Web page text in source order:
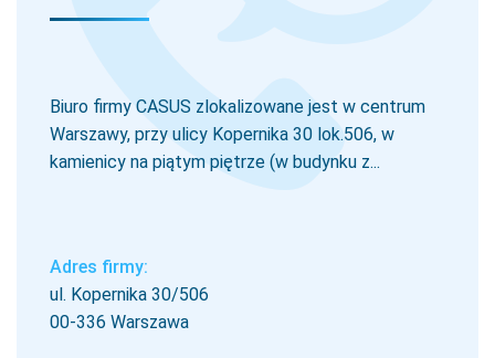
Biuro firmy CASUS zlokalizowane jest w centrum
Warszawy, przy ulicy Kopernika 30 lok.506, w
kamienicy na piątym piętrze (w budynku z...
Adres firmy:
ul. Kopernika 30/506
00-336 Warszawa